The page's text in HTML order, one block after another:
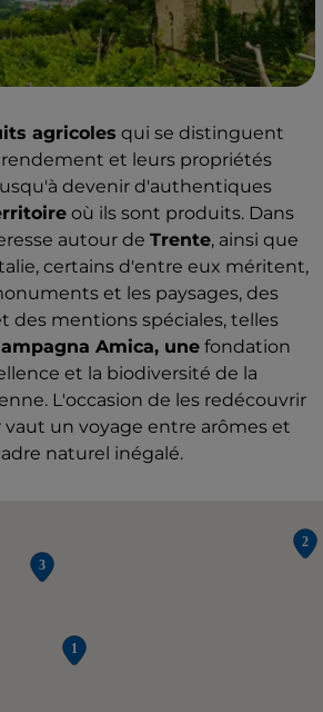
agricoles qui se distinguent
et leurs propriétés
devenir d'authentiques
où ils sont produits. Dans
autour de Trente, ainsi que
certains d'entre eux méritent,
et les paysages, des
des mentions spéciales, telles
Amica, une fondation
et la biodiversité de la
L'occasion de les redécouvrir
un voyage entre arômes et
naturel inégalé.